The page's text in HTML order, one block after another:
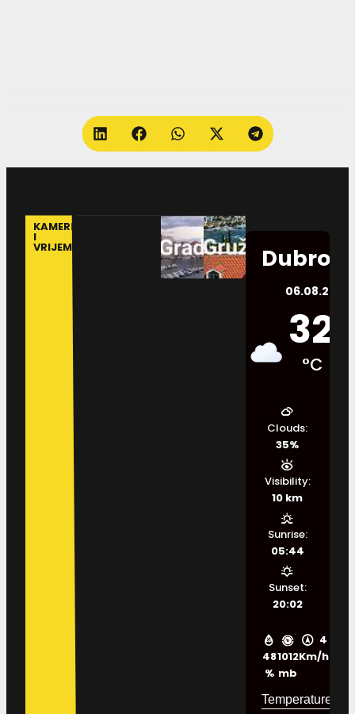
KAMERE
I
VRIJEME
06.08.2026.
32
°C
48
%
1012
mb
4
Km/h
Clouds:
35%
Visibility:
10 km
Sunrise:
05:44
Sunset:
20:02